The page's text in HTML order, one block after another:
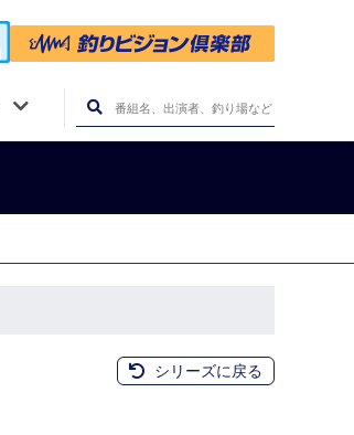
シリーズに戻る